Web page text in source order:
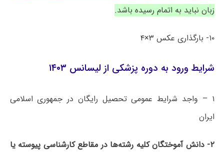
زبان نباید به اتمام رسیده باشد.
۱۰- بارگذاری عکس ۳×۴
شرایط ورود به دوره پزشکی از لیسانس ۱۴۰۳
۱ – واجد شرایط عمومی تحصیل رایگان در جمهوری اسلامی
ایران
۲- دانش آموختگان کلیه رشته‌ها در مقاطع کارشناسی پیوسته یا